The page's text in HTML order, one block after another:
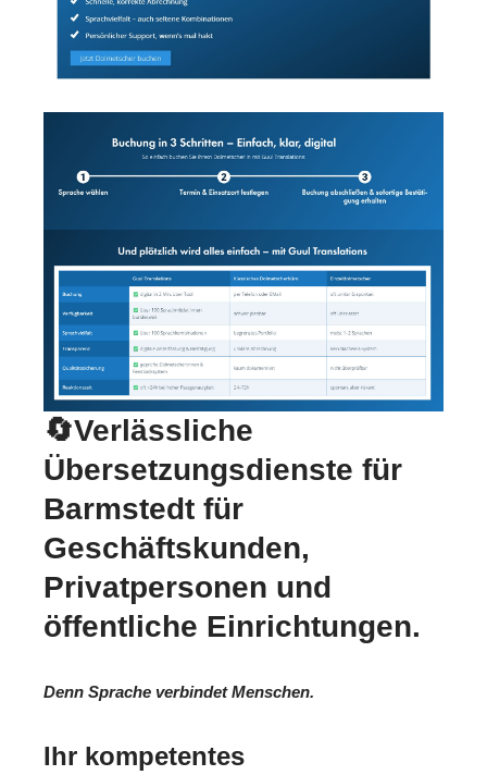
🔄Verlässliche
Übersetzungsdienste für
Barmstedt für
Geschäftskunden,
Privatpersonen und
öffentliche Einrichtungen.
Denn Sprache verbindet Menschen.
Ihr kompetentes